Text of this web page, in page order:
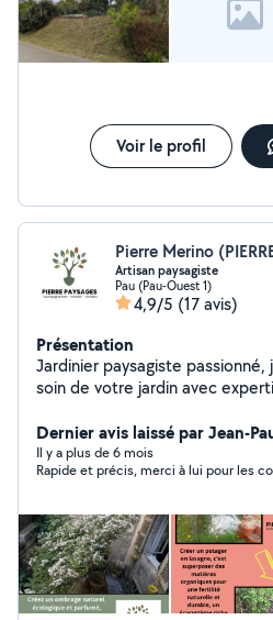
Voir le profil
Pierre Merino
Artisan paysagiste
Pau (Pau-Ouest 1)
4,9/5 (17 avis)
Présentation
Jardinier paysagiste
soin de votre jardin avec
encore. Je maîtrise toutes les
votre espace vert. Spécialisé
massifs, la plantation de
mes services pour un jardin à
ponctuel et à l'écoute de vos
travail soigné dans le respect
Contactez-moi pour discuter
votre projet.
Dernier avis laissé par Jean-
Il y a plus de 6 mois
Rapide et précis, merci à lui pour les